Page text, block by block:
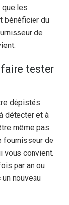
que les
bénéficier du
de
faire tester
dépistés
détecter et à
même pas
fournisseur de
vous convient.
par an ou
nouveau